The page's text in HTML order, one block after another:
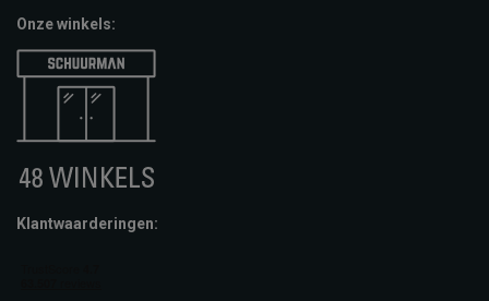
Onze winkels:
Klantwaarderingen: